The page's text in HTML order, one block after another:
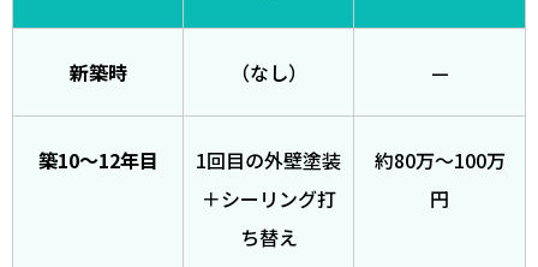
新築時 （なし） —
築10〜12年目
1回目の外壁塗装
＋シーリング打
ち替え
約80万〜100万
円